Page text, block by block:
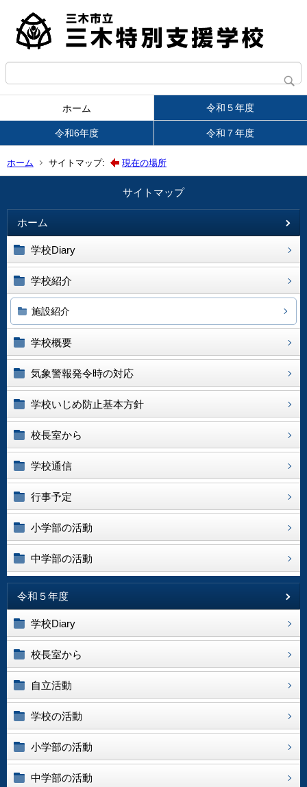
ホーム 令和５年度
令和6年度 令和７年度
ホーム サイトマップ: 現在の場所
サイトマップ
ホーム
学校Diary
学校紹介
施設紹介
学校概要
気象警報発令時の対応
学校いじめ防止基本方針
校長室から
学校通信
行事予定
小学部の活動
中学部の活動
令和５年度
学校Diary
校長室から
自立活動
学校の活動
小学部の活動
中学部の活動